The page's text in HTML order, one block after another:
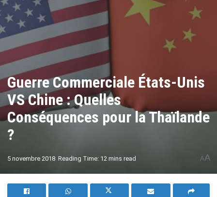
Guerre Commerciale États-Unis
VS Chine : Quelles
Conséquences pour la Thaïlande
?
5 novembre 2018 Reading Time: 12 mins read AA